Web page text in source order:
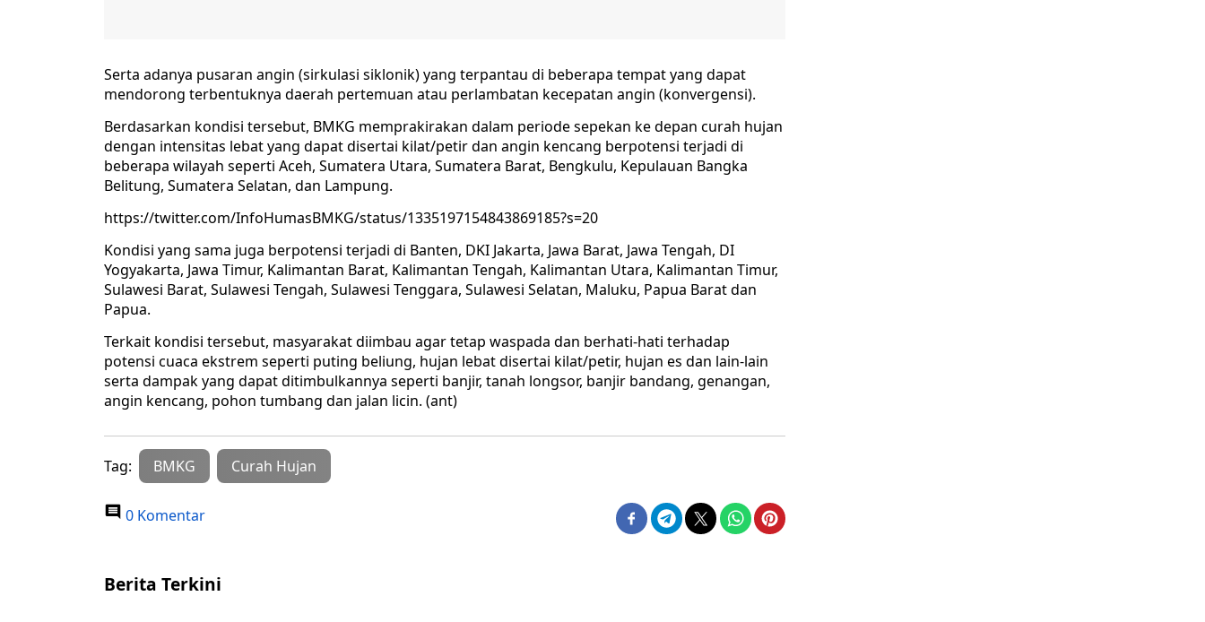
Serta adanya pusaran angin (sirkulasi siklonik) yang terpantau di beberapa tempat yang dapat
mendorong terbentuknya daerah pertemuan atau perlambatan kecepatan angin (konvergensi).
Berdasarkan kondisi tersebut, BMKG memprakirakan dalam periode sepekan ke depan curah hujan
dengan intensitas lebat yang dapat disertai kilat/petir dan angin kencang berpotensi terjadi di
beberapa wilayah seperti Aceh, Sumatera Utara, Sumatera Barat, Bengkulu, Kepulauan Bangka
Belitung, Sumatera Selatan, dan Lampung.
https://twitter.com/InfoHumasBMKG/status/1335197154843869185?s=20
Kondisi yang sama juga berpotensi terjadi di Banten, DKI Jakarta, Jawa Barat, Jawa Tengah, DI
Yogyakarta, Jawa Timur, Kalimantan Barat, Kalimantan Tengah, Kalimantan Utara, Kalimantan Timur,
Sulawesi Barat, Sulawesi Tengah, Sulawesi Tenggara, Sulawesi Selatan, Maluku, Papua Barat dan
Papua.
Terkait kondisi tersebut, masyarakat diimbau agar tetap waspada dan berhati-hati terhadap
potensi cuaca ekstrem seperti puting beliung, hujan lebat disertai kilat/petir, hujan es dan lain-lain
serta dampak yang dapat ditimbulkannya seperti banjir, tanah longsor, banjir bandang, genangan,
angin kencang, pohon tumbang dan jalan licin. (ant)
Tag: BMKG Curah Hujan
0 Komentar
Berita Terkini